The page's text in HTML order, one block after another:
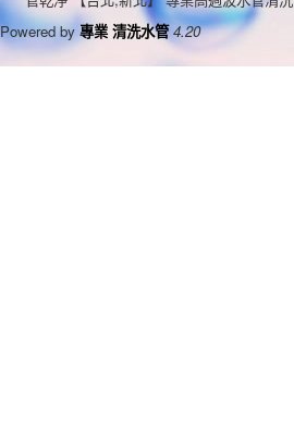
Powered by 專業 清洗水管 4.20